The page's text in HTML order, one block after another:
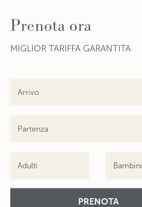
Prenota ora
MIGLIOR TARIFFA GARANTITA
Adulti Bambini
PRENOTA